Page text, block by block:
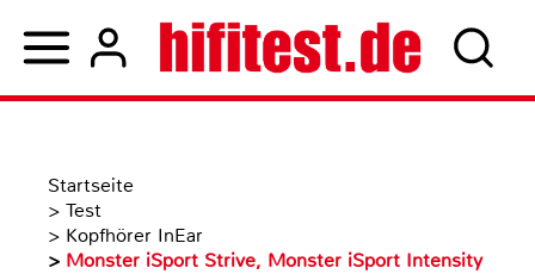
Startseite
> Test
> Kopfhörer InEar
> Monster iSport Strive, Monster iSport Intensity